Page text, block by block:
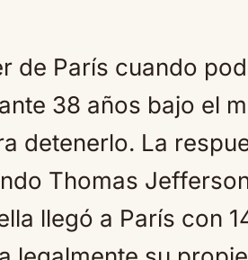
de París cuando
38 años bajo el
detenerlo. La
Thomas
llegó a París con